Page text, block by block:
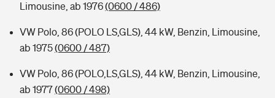
Limousine, ab 1976(0600 / 486)
VW Polo, 86 (POLO LS,GLS), 44 kW, Benzin, Limousine,
ab 1975(0600 / 487)
VW Polo, 86 (POLO,LS,GLS), 44 kW, Benzin, Limousine,
ab 1977(0600 / 498)